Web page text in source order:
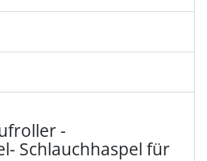
-
Schlauchhaspel für